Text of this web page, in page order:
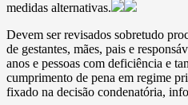
medidas alternativas.
Devem ser revisados sobretudo
de gestantes, mães, pais e
anos e pessoas com deficiência e
cumprimento de pena em regime
fixado na decisão condenatória,